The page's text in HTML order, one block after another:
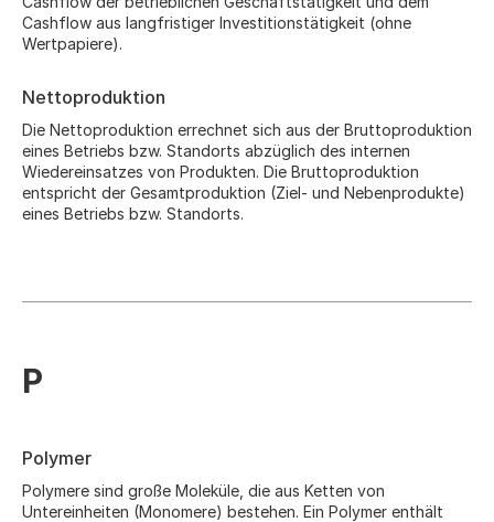
Cashflow aus langfristiger Investitionstätigkeit (ohne
Wertpapiere).
Nettoproduktion
Die Nettoproduktion errechnet sich aus der Bruttoproduktion
eines Betriebs bzw. Standorts abzüglich des internen
Wiedereinsatzes von Produkten. Die Bruttoproduktion
entspricht der Gesamtproduktion (Ziel- und Nebenprodukte)
eines Betriebs bzw. Standorts.
P
Polymer
Polymere sind große Moleküle, die aus Ketten von
Untereinheiten (Monomere) bestehen. Ein Polymer enthält